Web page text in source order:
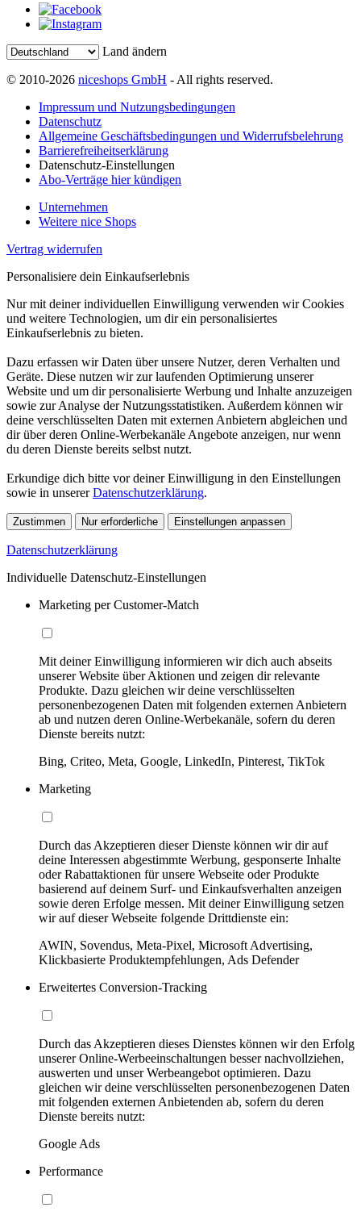
Land ändern
© 2010-2026 niceshops GmbH - All rights reserved.
Impressum und Nutzungsbedingungen
Datenschutz
Allgemeine Geschäftsbedingungen und Widerrufsbelehrung
Barrierefreiheitserklärung
Datenschutz-Einstellungen
Abo-Verträge hier kündigen
Unternehmen
Weitere nice Shops
Vertrag widerrufen
Personalisiere dein Einkaufserlebnis
Nur mit deiner individuellen Einwilligung verwenden wir Cookies
und weitere Technologien, um dir ein personalisiertes
Einkaufserlebnis zu bieten.
Dazu erfassen wir Daten über unsere Nutzer, deren Verhalten und
Geräte. Diese nutzen wir zur laufenden Optimierung unserer
Website und um dir personalisierte Werbung und Inhalte anzuzeigen
sowie zur Analyse der Nutzungsstatistiken. Außerdem können wir
deine verschlüsselten Daten mit externen Anbietern abgleichen und
dir über deren Online-Werbekanäle Angebote anzeigen, nur wenn
du deren Dienste bereits selbst nutzt.
Erkundige dich bitte vor deiner Einwilligung in den Einstellungen
sowie in unsererDatenschutzerklärung.
Zustimmen Nur erforderliche Einstellungen anpassen
Datenschutzerklärung
Individuelle Datenschutz-Einstellungen
Marketing per Customer-Match
Mit deiner Einwilligung informieren wir dich auch abseits
unserer Website über Aktionen und zeigen dir relevante
Produkte. Dazu gleichen wir deine verschlüsselten
personenbezogenen Daten mit folgenden externen Anbietern
ab und nutzen deren Online-Werbekanäle, sofern du deren
Dienste bereits nutzt:
Bing, Criteo, Meta, Google, LinkedIn, Pinterest, TikTok
Marketing
Durch das Akzeptieren dieser Dienste können wir dir auf
deine Interessen abgestimmte Werbung, gesponserte Inhalte
oder Rabattaktionen für unsere Webseite oder Produkte
basierend auf deinem Surf- und Einkaufsverhalten anzeigen
sowie deren Erfolge messen. Mit deiner Einwilligung setzen
wir auf dieser Webseite folgende Drittdienste ein:
AWIN, Sovendus, Meta-Pixel, Microsoft Advertising,
Klickbasierte Produktempfehlungen, Ads Defender
Erweitertes Conversion-Tracking
Durch das Akzeptieren dieses Dienstes können wir den Erfolg
unserer Online-Werbeeinschaltungen besser nachvollziehen,
auswerten und unser Werbeangebot optimieren. Dazu
gleichen wir deine verschlüsselten personenbezogenen Daten
mit folgenden externen Anbietenden ab, sofern du deren
Dienste bereits nutzt:
Google Ads
Performance